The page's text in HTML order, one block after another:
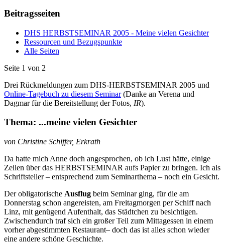
Beitragsseiten
DHS HERBSTSEMINAR 2005 - Meine vielen Gesichter
Ressourcen und Bezugspunkte
Alle Seiten
Seite 1 von 2
Drei Rückmeldungen zum DHS-HERBSTSEMINAR 2005 und
Online-Tagebuch zu diesem Seminar(Danke an Verena und
Dagmar für die Bereitstellung der Fotos, IR).
Thema: ...meine vielen Gesichter
von Christine Schiffer, Erkrath
Da hatte mich Anne doch angesprochen, ob ich Lust hätte, einige
Zeilen über das HERBSTSEMINAR aufs Papier zu bringen. Ich als
Schriftsteller – entsprechend zum Seminarthema – noch ein Gesicht.
Der obligatorische Ausflug beim Seminar ging, für die am
Donnerstag schon angereisten, am Freitagmorgen per Schiff nach
Linz, mit genügend Aufenthalt, das Städtchen zu besichtigen.
Zwischendurch traf sich ein großer Teil zum Mittagessen in einem
vorher abgestimmten Restaurant– doch das ist alles schon wieder
eine andere schöne Geschichte.